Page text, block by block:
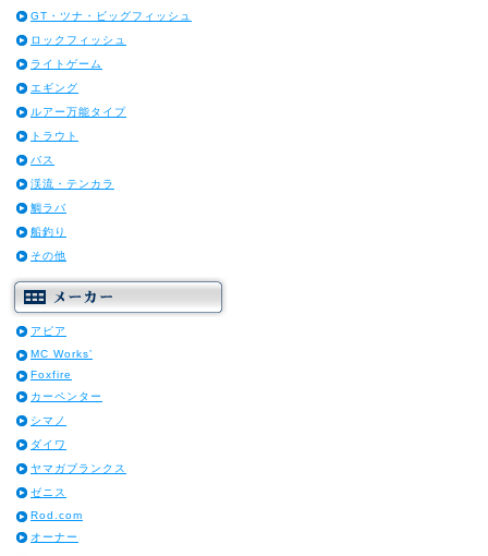
GT・ツナ・ビッグフィッシュ
ロックフィッシュ
ライトゲーム
エギング
ルアー万能タイプ
トラウト
バス
渓流・テンカラ
鯛ラバ
船釣り
その他
アピア
MC Works’
Foxfire
カーペンター
シマノ
ダイワ
ヤマガブランクス
ゼニス
Rod.com
オーナー